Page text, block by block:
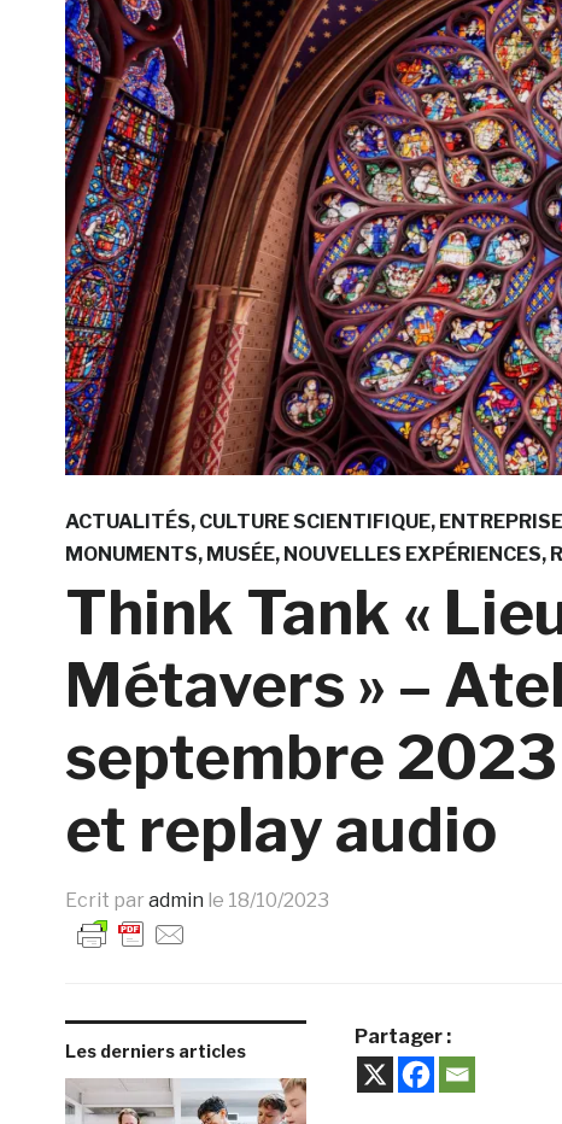
ACTUALITÉS CULTURE SCIENTIFIQUE
MONUMENTS MUSÉE NOUVELLES EXPÉRIENCES
Think Tank «
Métavers » –
septembre
et replay audio
Ecrit par admin le 18/10/2023
Les derniers articles
Partager :